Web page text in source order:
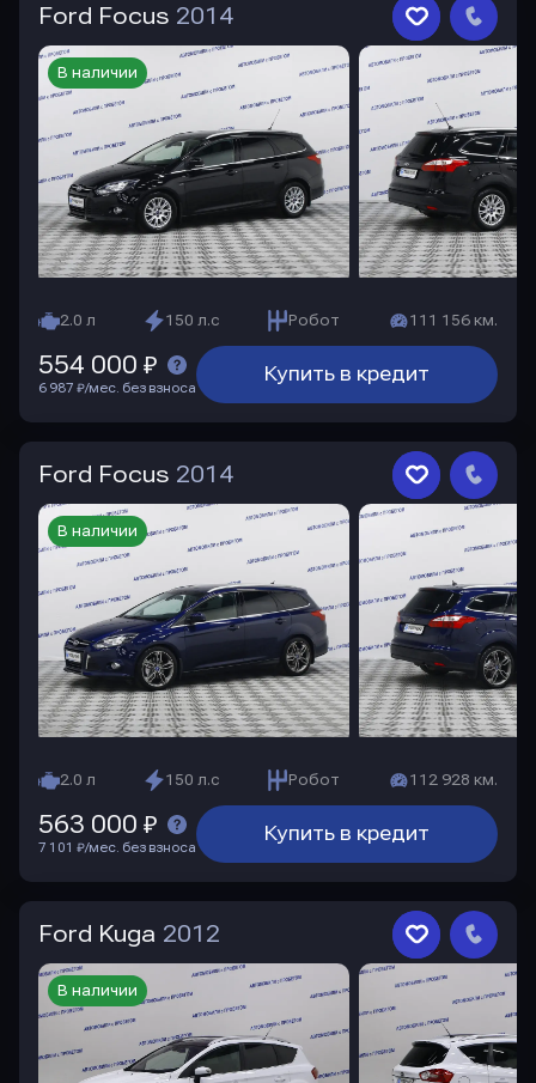
Ford Focus 2014
2.0 л 150 л.с Робот 111 156 км.
В наличии
Купить в кредит
554 000 ₽
6 987 ₽/мес. без взноса
Ford Focus 2014
2.0 л 150 л.с Робот 112 928 км.
В наличии
Купить в кредит
563 000 ₽
7 101 ₽/мес. без взноса
Ford Kuga 2012
В наличии